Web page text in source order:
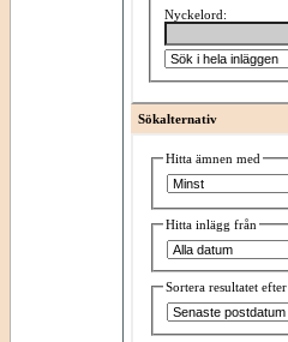
Nyckelord:
Sökalternativ
Hitta ämnen med
Hitta inlägg från
Sortera resultatet efter